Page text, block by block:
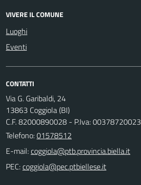
VIVERE IL COMUNE
Luoghi
Eventi
CONTATTI
Via G. Garibaldi, 24
13863 Coggiola (BI)
C.F. 82000890028 - P.Iva: 00378720023
Telefono:01578512
E-mail:
PEC: